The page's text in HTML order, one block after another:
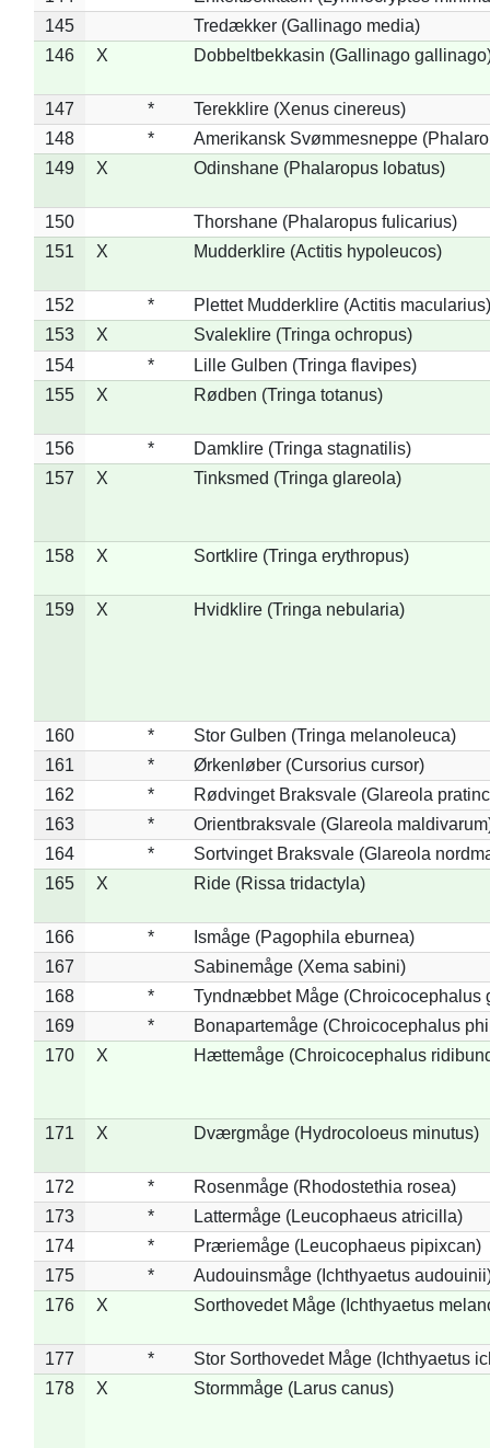
145
Tredækker (Gallinago media)
146
X Dobbeltbekkasin (Gallinago
147 *
Terekklire (Xenus cinereus)
148
*
Amerikansk Svømmesneppe
149
X Odinshane (Phalaropus lobatus)
150
Thorshane (Phalaropus fulicarius)
151
X Mudderklire (Actitis hypoleucos)
152 *
Plettet Mudderklire (Actitis macularius)
153
X
Svaleklire (Tringa ochropus)
154
*
Lille Gulben (Tringa flavipes)
155
X Rødben (Tringa totanus)
156 *
Damklire (Tringa stagnatilis)
157
X Tinksmed (Tringa glareola)
158 X Sortklire (Tringa erythropus)
159 X Hvidklire (Tringa nebularia)
160 *
Stor Gulben (Tringa melanoleuca)
161
*
Ørkenløber (Cursorius cursor)
162
*
Rødvinget Braksvale (Glareola
163
*
Orientbraksvale (Glareola
164
*
Sortvinget Braksvale (Glareola
165
X Ride (Rissa tridactyla)
166 *
Ismåge (Pagophila eburnea)
167
Sabinemåge (Xema sabini)
168
*
Tyndnæbbet Måge (Chroicocephalus
169
*
Bonapartemåge (Chroicocephalus
170
X Hættemåge (Chroicocephalus
171 X Dværgmåge (Hydrocoloeus minutus)
172 *
Rosenmåge (Rhodostethia rosea)
173
*
Lattermåge (Leucophaeus atricilla)
174
*
Præriemåge (Leucophaeus pipixcan)
175
*
Audouinsmåge (Ichthyaetus
176
X Sorthovedet Måge (Ichthyaetus
177 *
Stor Sorthovedet Måge (Ichthyaetus
178
X Stormmåge (Larus canus)